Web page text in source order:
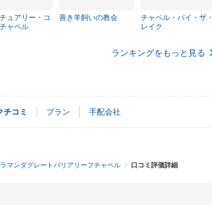
ュアリー・コ
ャペル
善き羊飼いの教会
チャペル・バイ・ザ・
レイク
ランキングをもっと見る
チコミ プラン 手配会社
マンダグレートバリアリーフチャペル 口コミ評価詳細